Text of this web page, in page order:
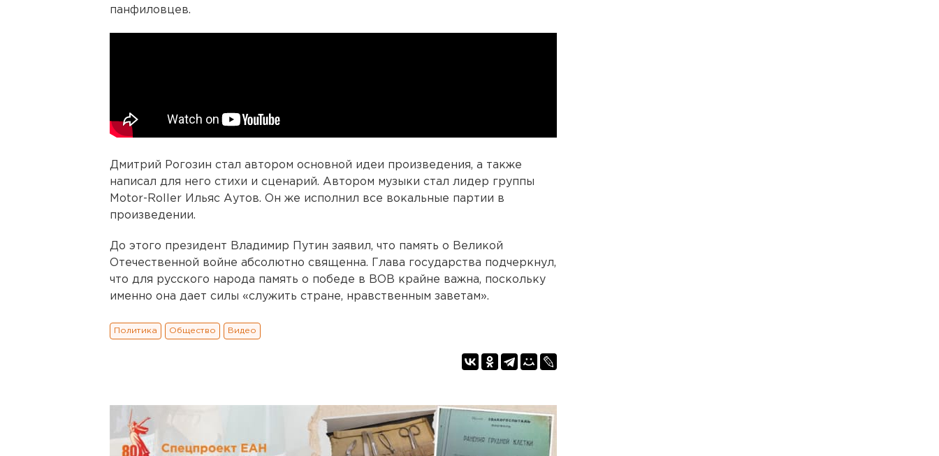
панфиловцев.
Дмитрий Рогозин стал автором основной идеи произведения, а также
написал для него стихи и сценарий. Автором музыки стал лидер группы
Motor-Roller Ильяс Аутов. Он же исполнил все вокальные партии в
произведении.
До этого президент Владимир Путин заявил, что память о Великой
Отечественной войне абсолютно священна. Глава государства подчеркнул,
что для русского народа память о победе в ВОВ крайне важна, поскольку
именно она дает силы «служить стране, нравственным заветам».
Политика Общество Видео